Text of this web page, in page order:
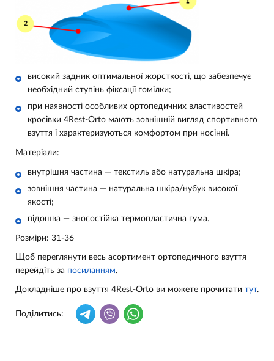
високий задник оптимальної жорсткості, що забезпечує
необхідний ступінь фіксації гомілки;
при наявності особливих ортопедичних властивостей
кросівки 4Rest-Orto мають зовнішній вигляд спортивного
взуття і характеризуються комфортом при носінні.
Матеріали:
внутрішня частина — текстиль або натуральна шкіра;
зовнішня частина — натуральна шкіра/нубук високої
якості;
підошва — зносостійка термопластична гума.
Розміри: 31-36
Щоб переглянути весь асортимент ортопедичного взуття
перейдіть за посиланням.
Докладніше про взуття 4Rest-Orto ви можете прочитати тут.
Поділитись: